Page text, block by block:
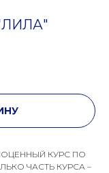
КУРС ПО
ЧАСТЬ КУРСА –